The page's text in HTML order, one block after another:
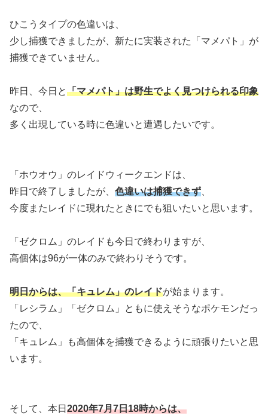
ひこうタイプの色違いは、
少し捕獲できましたが、新たに実装された「マメパト」が
捕獲できていません。
昨日、今日と「マメパト」は野生でよく見つけられる印象
なので、
多く出現している時に色違いと遭遇したいです。
「ホウオウ」のレイドウィークエンドは、
昨日で終了しましたが、 色違いは捕獲できず
今度またレイドに現れたときにでも狙いたいと思います。
「ゼクロム」のレイドも今日で終わりますが、
高個体は96が一体のみで終わりそうです。
明日からは、「キュレム」のレイドが始まります。
「レシラム」「ゼクロム」ともに使えそうなポケモンだっ
たので、
「キュレム」も高個体を捕獲できるように頑張りたいと思
います。
そして、本日 2020年7月7日18時からは、